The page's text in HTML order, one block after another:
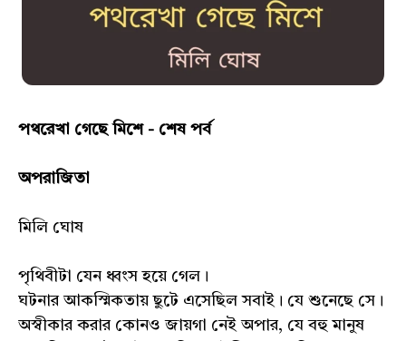
পথরেখা গেছে মিশে - শেষ পর্ব
অপরাজিতা
মিলি ঘোষ
পৃথিবীটা যেন ধ্বংস হয়ে গেল।
ঘটনার আকস্মিকতায় ছুটে এসেছিল সবাই। যে শুনেছে সে।
অস্বীকার করার কোনও জায়গা নেই অপার, যে বহু মানুষ